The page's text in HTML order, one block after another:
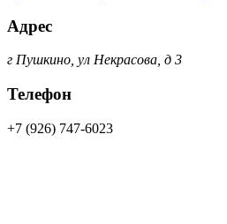
Адрес
г Пушкино, ул Некрасова, д 3
Телефон
+7 (926) 747-6023